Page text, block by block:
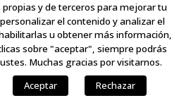
TODOS LOS DERECHOS RESERVADOS.
y de terceros para mejorar tu
el contenido y analizar el
u obtener más información,
sobre "aceptar", siempre podrás
Muchas gracias por visitarnos.
Aceptar Rechazar